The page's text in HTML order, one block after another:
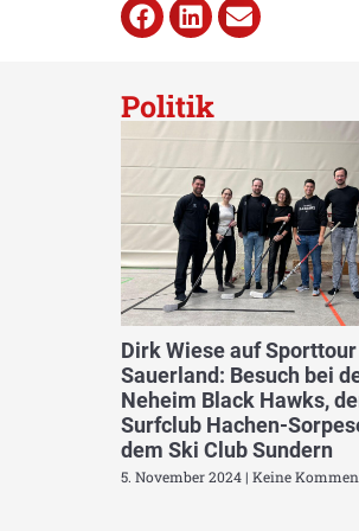
Politik
Dirk Wiese auf
Sauerland: Besuch bei
Neheim Black Hawks,
Surfclub Hachen-
dem Ski Club Sundern
5. November 2024 Keine